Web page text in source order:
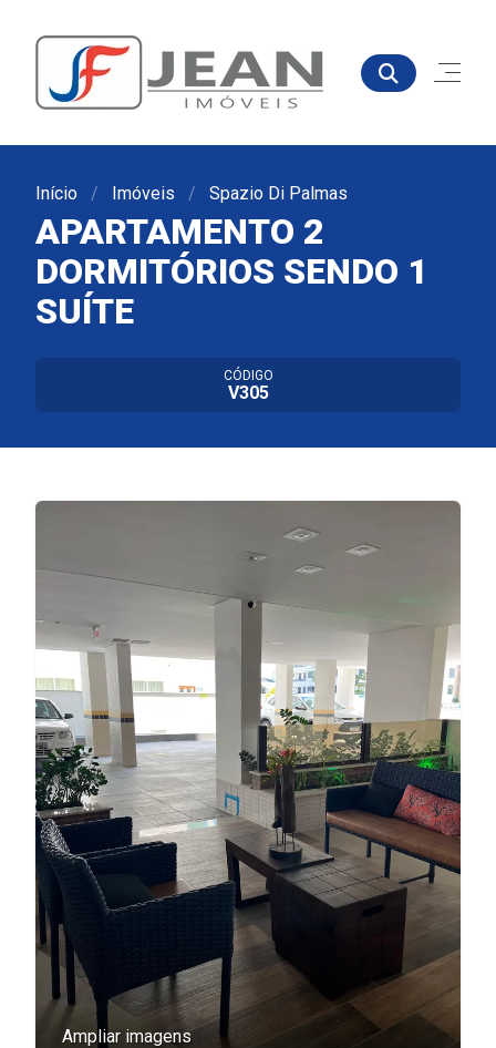
Início Imóveis Spazio Di Palmas
APARTAMENTO 2
DORMITÓRIOS SENDO 1
SUÍTE
CÓDIGO
V305
Ampliar imagens